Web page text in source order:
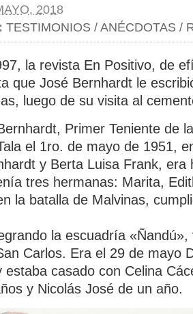
2018
TESTIMONIOS / ANÉCDOTAS /
la revista En Positivo, de
que José Bernhardt le
luego de su visita al
Primer Teniente de
el 1ro. de mayo de 1951,
y Berta Luisa Frank, era
tres hermanas: Marita,
la batalla de Malvinas,
la escuadría
Carlos. Era el 29 de mayo
estaba casado con Celina
y Nicolás José de un año.